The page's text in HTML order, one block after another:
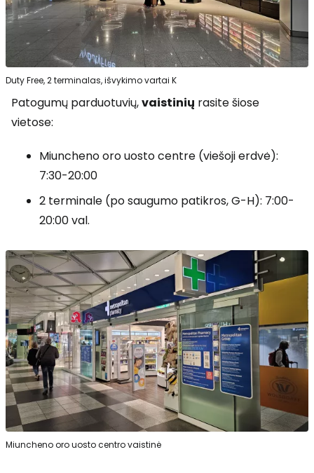
Duty Free, 2 terminalas, išvykimo vartai K
Patogumų parduotuvių,vaistinių rasite šiose
vietose:
Miuncheno oro uosto centre (viešoji erdvė):
7:30-20:00
2 terminale (po saugumo patikros, G-H): 7:00-
20:00 val.
Miuncheno oro uosto centro vaistinė